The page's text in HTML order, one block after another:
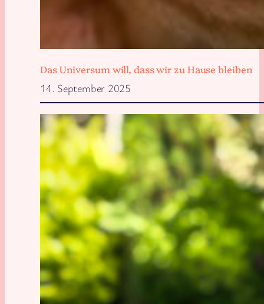
Das Universum will, dass wir zu Hause bleiben
14. September 2025